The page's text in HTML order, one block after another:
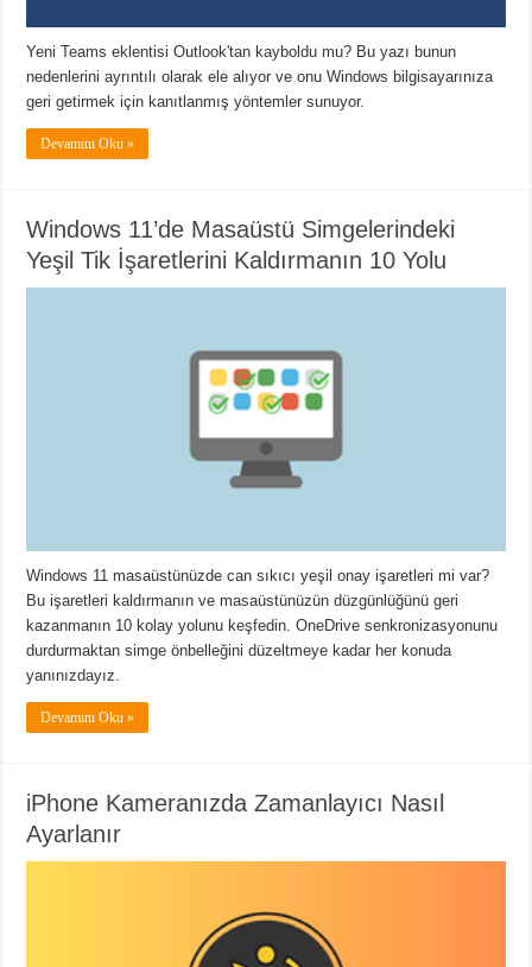
Yeni Teams eklentisi Outlook'tan kayboldu mu? Bu yazı bunun
nedenlerini ayrıntılı olarak ele alıyor ve onu Windows bilgisayarınıza
geri getirmek için kanıtlanmış yöntemler sunuyor.
Devamını Oku »
Windows 11’de Masaüstü Simgelerindeki
Yeşil Tik İşaretlerini Kaldırmanın 10 Yolu
Windows 11 masaüstünüzde can sıkıcı yeşil onay işaretleri mi var?
Bu işaretleri kaldırmanın ve masaüstünüzün düzgünlüğünü geri
kazanmanın 10 kolay yolunu keşfedin. OneDrive senkronizasyonunu
durdurmaktan simge önbelleğini düzeltmeye kadar her konuda
yanınızdayız.
Devamını Oku »
iPhone Kameranızda Zamanlayıcı Nasıl
Ayarlanır